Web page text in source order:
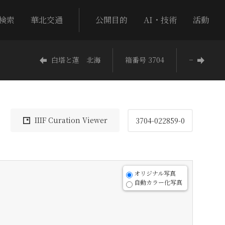
索 華北交通 公開目的 AI・技術 活動
白塔と蓮 北海 箱番号 3704 −
IIIF Curation Viewer 3704-022859-0
オリジナル写真
自動カラー化写真